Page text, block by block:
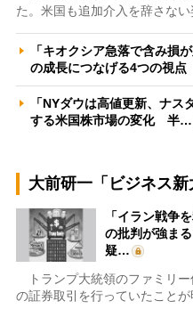
た。米国も追加介入を辞さな
「キオクシア急落で含み損
の成長につなげる4つの視
「NYダウは高値更新、ナ
する米国株市場の変化 半…
大前研一「ビジネス
「イラン戦争
の批判が強ま
疑…
トランプ大統領のファミリ
の証券取引を行っていたこと